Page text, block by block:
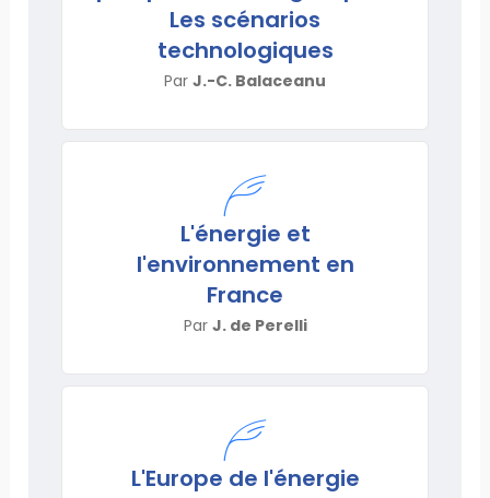
Les scénarios
technologiques
Par J.-C. Balaceanu
L'énergie et
l'environnement en
France
Par J. de Perelli
L'Europe de l'énergie